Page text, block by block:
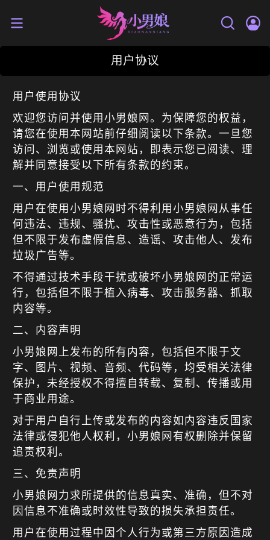
用户协议
用户使用协议
欢迎您访问并使用小男娘网。为保障您的权益，
请您在使用本网站前仔细阅读以下条款。一旦您
访问、浏览或使用本网站，即表示您已阅读、理
解并同意接受以下所有条款的约束。
一、用户使用规范
用户在使用小男娘网时不得利用小男娘网从事任
何违法、违规、骚扰、攻击性或恶意行为，包括
但不限于发布虚假信息、造谣、攻击他人、发布
垃圾广告等。
不得通过技术手段干扰或破坏小男娘网的正常运
行，包括但不限于植入病毒、攻击服务器、抓取
内容等。
二、内容声明
小男娘网上发布的所有内容，包括但不限于文
字、图片、视频、音频、代码等，均受相关法律
保护，未经授权不得擅自转载、复制、传播或用
于商业用途。
对于用户自行上传或发布的内容如内容违反国家
法律或侵犯他人权利，小男娘网有权删除并保留
追责权利。
三、免责声明
小男娘网力求所提供的信息真实、准确，但不对
因信息不准确或时效性导致的损失承担责任。
用户在使用过程中因个人行为或第三方原因造成